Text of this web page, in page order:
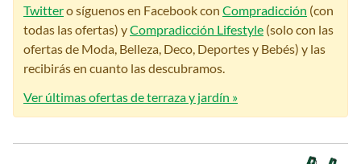
Twittero síguenos en Facebook con Compradicción (con
todas las ofertas) yCompradicción Lifestyle (solo con las
ofertas de Moda, Belleza, Deco, Deportes y Bebés) y las
recibirás en cuanto las descubramos.
Ver últimas ofertas de terraza y jardín »